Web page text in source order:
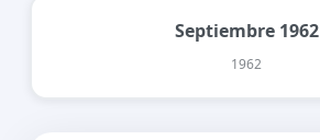
Septiembre 1962
1962